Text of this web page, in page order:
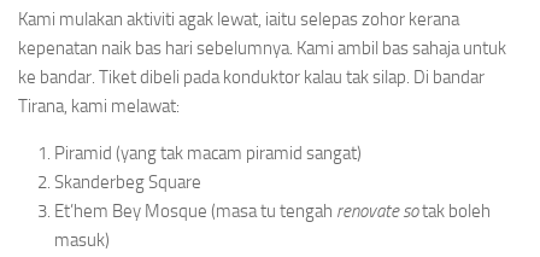
Kami mulakan aktiviti agak lewat, iaitu selepas zohor kerana
kepenatan naik bas hari sebelumnya. Kami ambil bas sahaja untuk
ke bandar. Tiket dibeli pada konduktor kalau tak silap. Di bandar
Tirana, kami melawat:
Piramid (yang tak macam piramid sangat)
Skanderbeg Square
Et’hem Bey Mosque (masa tu tengah renovate sotak boleh
masuk)